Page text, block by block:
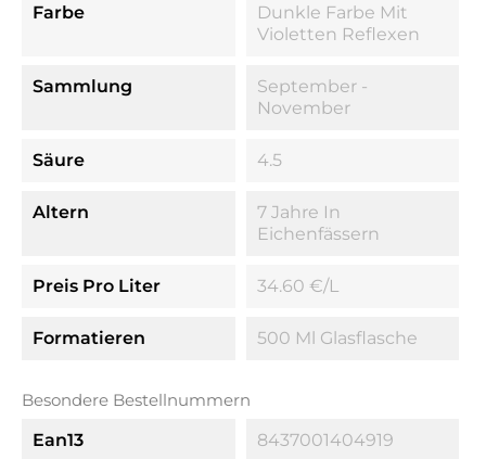
Farbe
Dunkle Farbe Mit
Violetten Reflexen
Sammlung
September -
November
Säure 4.5
Altern
7 Jahre In
Eichenfässern
Preis Pro Liter 34.60 €/l
Formatieren 500 Ml Glasflasche
Besondere Bestellnummern
Ean13
8437001404919